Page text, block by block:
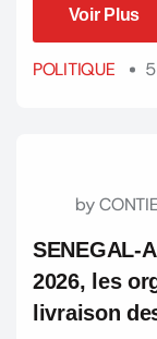
Voir Plus
POLITIQUE
by
SENEGAL-
2026, les
livraison